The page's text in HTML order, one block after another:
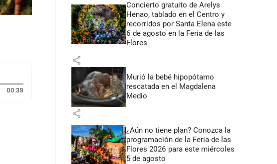
00:39Duración: 39 segundos
Concierto gratuito de Arelys
Henao, tablado en el Centro y
recorridos por Santa Elena este
6 de agosto en la Feria de las
Flores
share
Murió la bebé hipopótamo
rescatada en el Magdalena
Medio
share
¿Aún no tiene plan? Conozca la
programación de la Feria de las
Flores 2026 para este miércoles
5 de agosto